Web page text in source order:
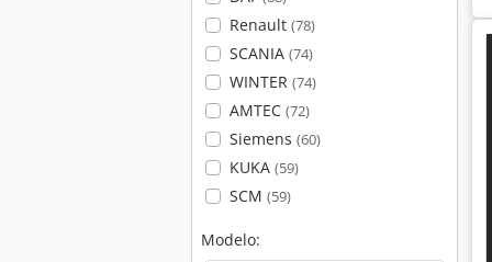
Renault (78)
SCANIA (74)
WINTER (74)
AMTEC (72)
Siemens (60)
KUKA (59)
SCM (59)
Modelo: